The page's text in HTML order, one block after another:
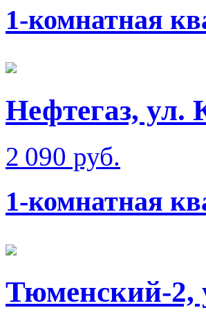
1-комнатная
Нефтегаз, ул.
2 090 руб.
1-комнатная
Тюменский-2,